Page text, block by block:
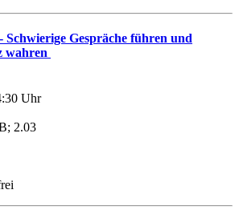
Gespräche führen und
wahren
Uhr
2.03